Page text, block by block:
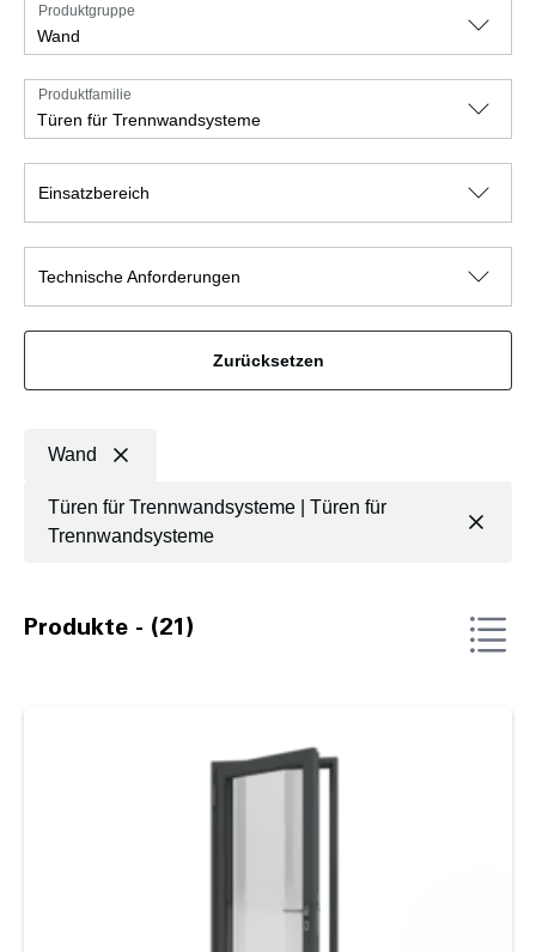
Wand
Produktgruppe
Türen für Trennwandsysteme
Produktfamilie
Einsatzbereich
Technische Anforderungen
Zurücksetzen
Wand
Türen für Trennwandsysteme | Türen für
Trennwandsysteme
Produkte - (21)